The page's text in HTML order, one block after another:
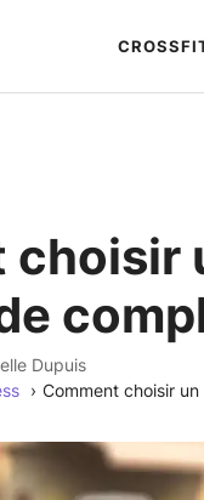
Hierarchic
Version
2.1.0
Author:
Au
Docs:
https://
Dupuis
Comment choisir